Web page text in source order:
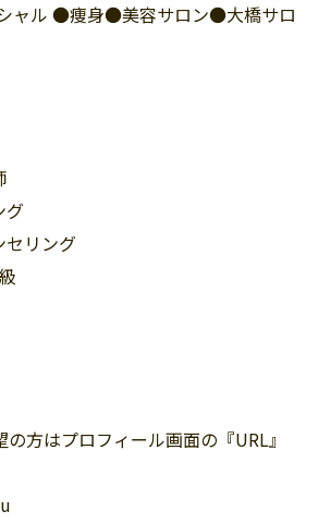
ャル ●痩身●美容サロン●大橋サロ
グ
リング
方はプロフィール画面の『URL』